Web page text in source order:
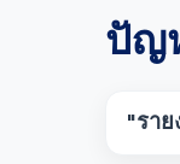
ปัญ
"รา